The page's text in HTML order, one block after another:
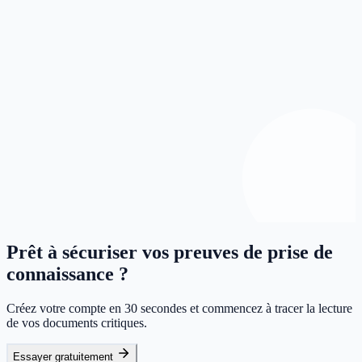
Prêt à sécuriser vos preuves de prise de
connaissance ?
Créez votre compte en 30 secondes et commencez à tracer la lecture
de vos documents critiques.
Essayer gratuitement